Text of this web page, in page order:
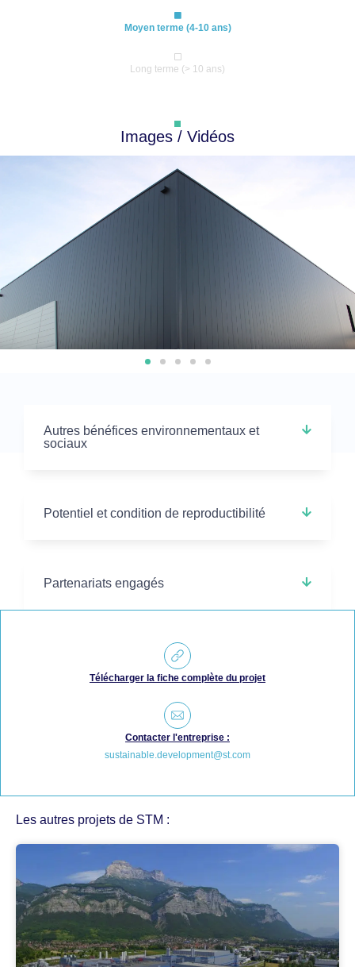
Moyen terme (4-10 ans)
Long terme (> 10 ans)
Images / Vidéos
Autres bénéfices environnementaux et
sociaux
Potentiel et condition de reproductibilité
Partenariats engagés
Télécharger la fiche complète du projet
Contacter l'entreprise :
sustainable.development@st.com
Les autres projets de STM :